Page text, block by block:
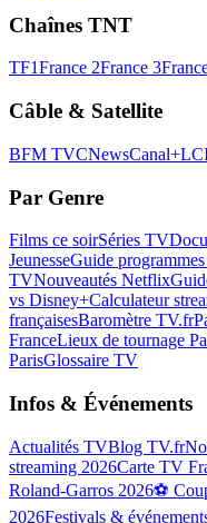
Chaînes TNT
TF1France 2France 3
Câble & Satellite
BFM TVCNewsCanal+
Par Genre
Films ce soirSéries TV
JeunesseGuide
TVNouveautés Netflix
vs Disney+Calculateur
françaisesBaromètre TV.fr
FranceLieux de tournage
ParisGlossaire TV
Infos & Événements
Actualités TVBlog TV.fr
streaming 2026Carte TV
Roland-Garros 2026⚽
2026Festivals &